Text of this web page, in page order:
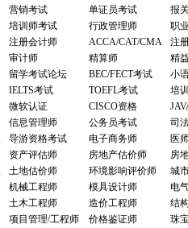
营销考试 单证员考试
报
培训师考试 行政管理师
职
注册会计师 ACCA/CAT/CMA
注
审计师 精算师
精
留学考试论坛 BEC/FECT考试
小
IELTS考试 TOEFL考试
培
微软认证 CISCO资格
信息管理师 公务员考试
司
导游资格考试 电子商务师
医
资产评估师 房地产估价师
房
土地估价师 环境影响评价师
城
机械工程师 模具设计师
电
土木工程师 造价工程师
结
项目管理/工程师 价格鉴证师 珠